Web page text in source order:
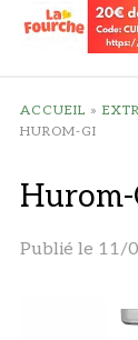
ACCUEIL »
HUROM-GI
Publié le 11/